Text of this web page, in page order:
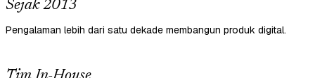
Sejak 2013
Pengalaman lebih dari satu dekade membangun produk digital.